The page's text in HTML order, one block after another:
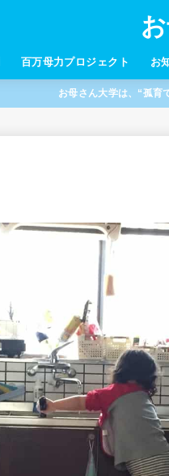
百万母力プロジェクト お
お母さん大学は、“孤育